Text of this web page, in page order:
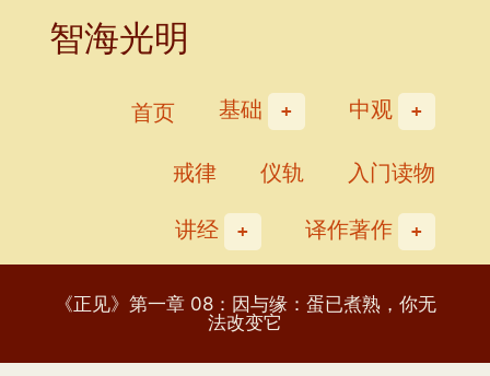
智海光明
首页 基础
中观
戒律
仪轨
入门读物
讲经
译作著作
《正见》第一章 08：因与缘：蛋已煮熟，你无
法改变它